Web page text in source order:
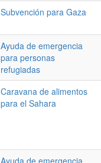
Subvención para Gaza
Ayuda de emergencia
para personas
refugiadas
Caravana de alimentos
para el Sahara
Ayuda de emergencia